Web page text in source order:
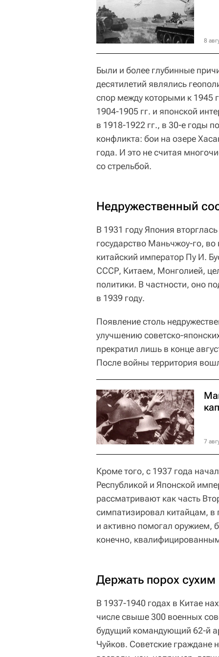
8
Были и более глубинные
десятилетий являлись
спор между которыми к 1945
1904-1905 гг. и японской
в 1918-1922 гг., в 30-е годы
конфликта: бои на озере
года. И это не считая
со стрельбой.
Недружественный
В 1931 году Япония
государство Маньчжоу-го,
китайский император Пу И.
СССР, Китаем, Монголией,
политики. В частности, оно
в 1939 году.
Появление столь
улучшению советско-
прекратил лишь в конце
После войны территория
7
Кроме того, с 1937 года
Республикой и Японской
рассматривают как часть
симпатизировал китайцам,
и активно помогал оружием,
конечно,
Держать порох сухим
В 1937-1940 годах в Китае
числе свыше 300 военных
будущий командующий 62-й
Чуйков. Советские граждане